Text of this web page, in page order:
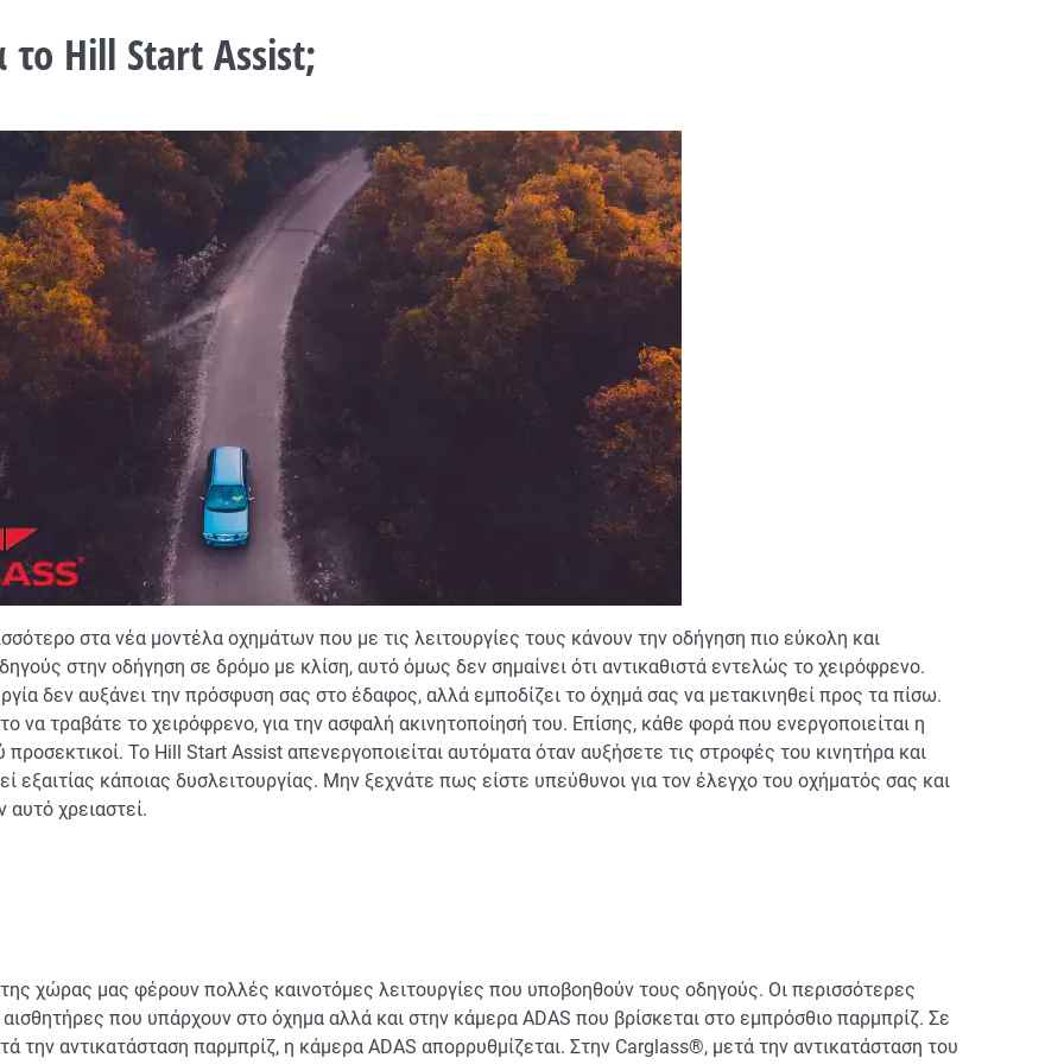
το Hill StartAssist;
στα νέα μοντέλα οχημάτων που με τις λειτουργίες τους κάνουν την οδήγηση πιο εύκολη και
στην οδήγηση σε δρόμο με κλίση, αυτό όμως δεν σημαίνει ότι αντικαθιστά εντελώς το χειρόφρενο.
δεν αυξάνει την πρόσφυση σας στο έδαφος, αλλά εμποδίζει το όχημά σας να μετακινηθεί προς τα πίσω.
να τραβάτε το χειρόφρενο, για την ασφαλή ακινητοποίησή του. Επίσης, κάθε φορά που ενεργοποιείται η
Το Hill Start Assist απενεργοποιείται αυτόματα όταν αυξήσετε τις στροφές του κινητήρα και
εξαιτίας κάποιας δυσλειτουργίας. Μην ξεχνάτε πως είστε υπεύθυνοι για τον έλεγχο του οχήματός σας και
αυτό χρειαστεί.
χώρας μας φέρουν πολλές καινοτόμες λειτουργίες που υποβοηθούν τους οδηγούς. Οι περισσότερες
που υπάρχουν στο όχημα αλλά και στην κάμερα ADAS που βρίσκεται στο εμπρόσθιο παρμπρίζ. Σε
την αντικατάσταση παρμπρίζ, η κάμερα ADAS απορρυθμίζεται. Στην Carglass®, μετά την αντικατάσταση του